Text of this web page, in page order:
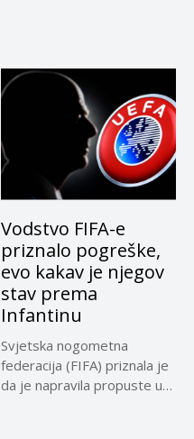
Vodstvo FIFA-e
priznalo pogreške,
evo kakav je njegov
stav prema
Infantinu
Svjetska nogometna
federacija (FIFA) priznala je
da je napravila propuste u